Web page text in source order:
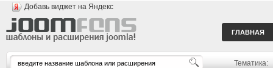
Добавь виджет на Яндекс
ГЛАВНАЯ
Тематика: